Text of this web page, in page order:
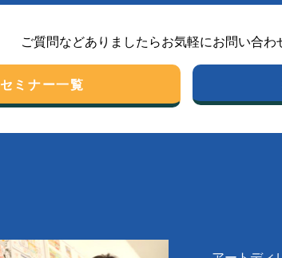
ご質問などありましたらお気軽にお問い合わ
セミナー一覧